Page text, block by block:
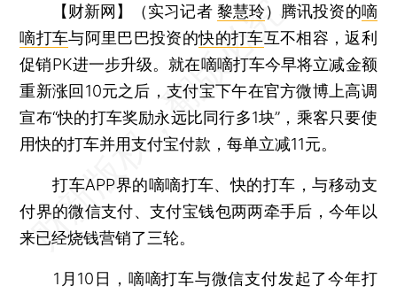
【财新网】（实习记者 黎慧玲） 腾讯投资的嘀
嘀打车与阿里巴巴投资的快的打车互不相容，返利
促销PK进一步升级。就在嘀嘀打车今早将立减金额
重新涨回10元之后，支付宝下午在官方微博上高调
宣布“快的打车奖励永远比同行多1块”，乘客只要使
用快的打车并用支付宝付款，每单立减11元。
打车APP界的嘀嘀打车、快的打车，与移动支
付界的微信支付、支付宝钱包两两牵手后，今年以
来已经烧钱营销了三轮。
1月10日，嘀嘀打车与微信支付发起了今年打